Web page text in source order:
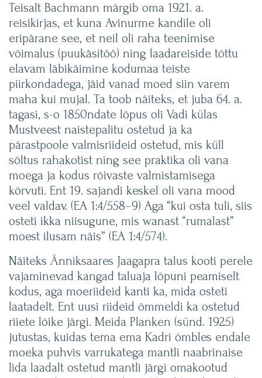
Teisalt Bachmann märgib oma 1921. a.
reisikirjas, et kuna Avinurme kandile oli
eripärane see, et neil oli raha teenimise
võimalus (puukäsitöö) ning laadareiside tõttu
elavam läbikäimine kodumaa teiste
piirkondadega, jäid vanad moed siin varem
maha kui mujal. Ta toob näiteks, et juba 64. a.
tagasi, s-o 1850ndate lõpus oli Vadi külas
Mustveest naistepalitu ostetud ja ka
pärastpoole valmisriideid ostetud, mis küll
sõltus rahakotist ning see praktika oli vana
moega ja kodus rõivaste valmistamisega
kõrvuti. Ent 19. sajandi keskel oli vana mood
veel valdav. (EA 1:4/558–9) Aga “kui osta tuli, siis
osteti ikka niisugune, mis wanast “rumalast”
moest ilusam näis” (EA 1:4/574).
Näiteks Änniksaares Jaagapra talus kooti perele
vajaminevad kangad taluaja lõpuni peamiselt
kodus, aga moeriideid kanti ka, mida osteti
laatadelt. Ent uusi riideid õmmeldi ka ostetud
riiete lõike järgi. Meida Planken (sünd. 1925)
jutustas, kuidas tema ema Kadri õmbles endale
moeka puhvis varrukatega mantli naabrinaise
Iida laadalt ostetud mantli järgi omakootud